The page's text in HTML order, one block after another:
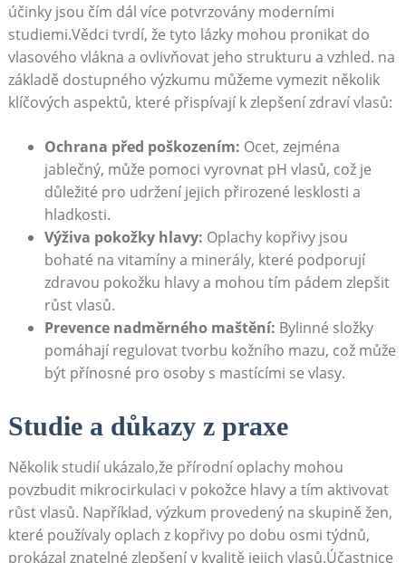
účinky jsou​ čím dál více⁣ potvrzovány moderními
studiemi.Vědci tvrdí, že tyto lázky mohou pronikat⁤ do
vlasového vlákna​ a ovlivňovat jeho strukturu ⁣a vzhled.⁤ na
základě​ dostupného výzkumu můžeme vymezit ​několik
‍klíčových⁤ aspektů, které přispívají ‍k zlepšení zdraví vlasů:
Ochrana před poškozením: Ocet, zejména
jablečný, ⁣může ‍pomoci vyrovnat ⁣pH vlasů, ⁢což je⁣
důležité pro ​udržení ​jejich ⁢přirozené⁣ lesklosti ​a
hladkosti.
Výživa pokožky hlavy: Oplachy ⁤kopřivy⁢ jsou
⁤bohaté na ⁤vitamíny ‌a minerály, které ⁤podporují
zdravou pokožku hlavy ‍a mohou tím pádem zlepšit
růst vlasů.
Prevence nadměrného maštění: ‍Bylinné složky⁤
pomáhají regulovat‍ tvorbu kožního‌ mazu,‌ což může‍
být přínosné pro osoby‌ s ‍mastícími se vlasy.
Studie ‍a důkazy z praxe
Několik⁢ studií⁤ ukázalo,že přírodní oplachy mohou
povzbudit mikrocirkulaci v pokožce ‍hlavy a ​tím aktivovat
růst⁢ vlasů.⁤ Například, výzkum‍ provedený na⁤ skupině žen,
které používaly oplach z kopřivy po dobu osmi týdnů,
prokázal znatelné zlepšení v‍ kvalitě jejich‌ vlasů.Účastnice